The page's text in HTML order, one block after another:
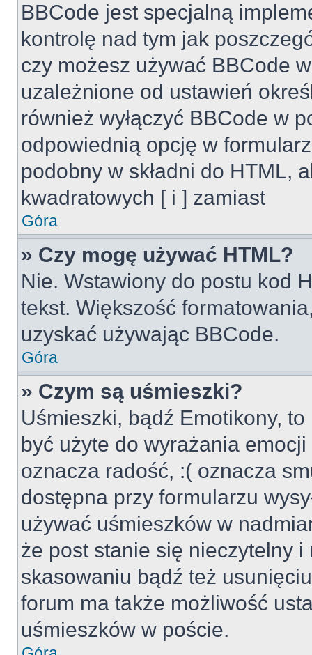
BBCode jest specjalną
kontrolę nad tym jak
czy możesz używać BBCode
uzależnione od ustawień
również wyłączyć BBCode w
odpowiednią opcję w
podobny w składni do HTML,
kwadratowych [ i ] zamiast
Góra
» Czy mogę używać HTML?
Nie. Wstawiony do postu kod
tekst. Większość
uzyskać używając BBCode.
Góra
» Czym są uśmieszki?
Uśmieszki, bądź Emotikony,
być użyte do wyrażania
oznacza radość, :( oznacza
dostępna przy formularzu
używać uśmieszków w
że post stanie się nieczytelny
skasowaniu bądź też
forum ma także możliwość
uśmieszków w poście.